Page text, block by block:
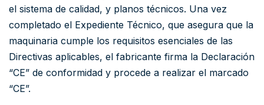
el sistema de calidad, y planos técnicos. Una vez
completado el Expediente Técnico, que asegura que la
maquinaria cumple los requisitos esenciales de las
Directivas aplicables, el fabricante firma la Declaración
“CE” de conformidad y procede a realizar el marcado
“CE”.